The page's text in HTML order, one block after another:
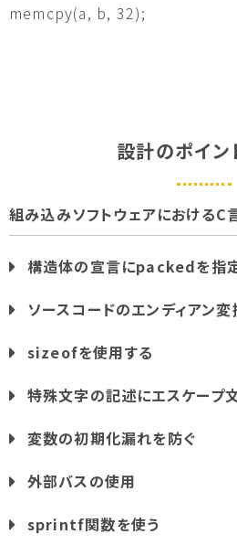
memcpy(a, b, 32);
設計のポイン
組み込みソフトウェアにおけるC
構造体の宣言にpackedを指
ソースコードのエンディアン変
sizeofを使用する
特殊文字の記述にエスケープ
変数の初期化漏れを防ぐ
外部バスの使用
sprintf関数を使う